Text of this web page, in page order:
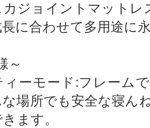
カジョイントマットレ
に合わせて多用途に
～
ーモード:フレーム
場所でも安全な寝ん
ます。